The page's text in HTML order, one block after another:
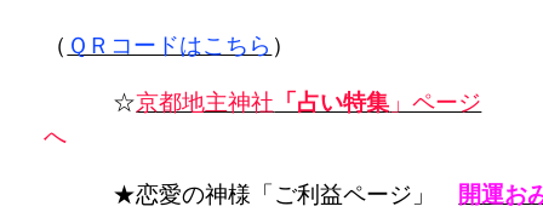
（ ＱＲコードはこちら ）
☆京都地主神社 「占い特集 」ページ
★恋愛の神様「ご利益ページ」
開運お